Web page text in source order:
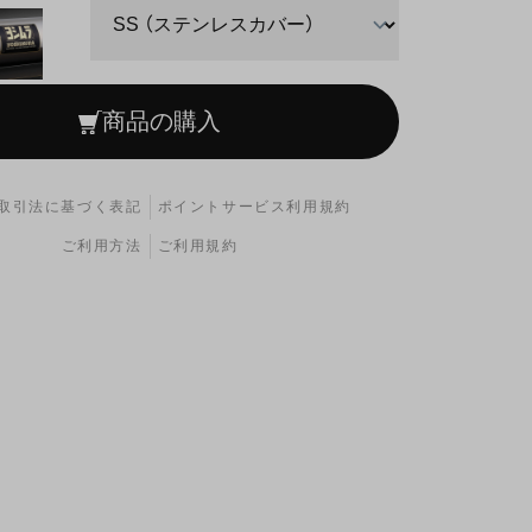
商品の購入
引法に基づく表記 ポイントサービス利用規約
ご利用方法 ご利用規約